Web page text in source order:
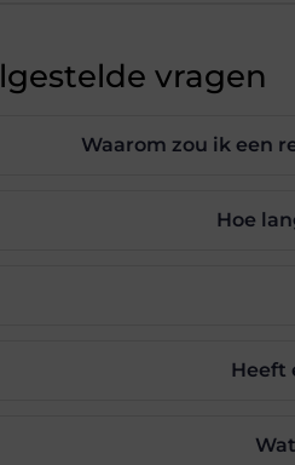
vragen
Waarom zou ik een
Hoe
Heeft